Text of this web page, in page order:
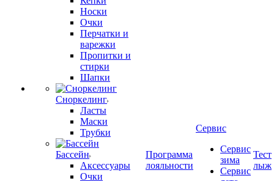
Носки
Очки
Перчатки и
варежки
Пропитки и
стирки
Шапки
Сноркелинг
Ласты
Маски
Трубки
Бассейн
Аксессуары
Очки
Программа
лояльности
Сервис
Сервис
зима
Сервис
Тест
лыж